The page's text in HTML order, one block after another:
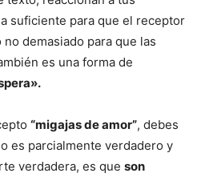
suficiente para que el receptor
demasiado para que las
es una forma de
“migajas de amor”, debes
es parcialmente verdadero y
verdadera, es que son